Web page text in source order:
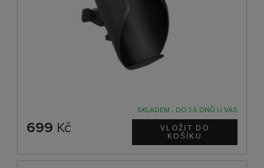
SKLADEM - DO 1-5 DNŮ U VÁS
699 Kč